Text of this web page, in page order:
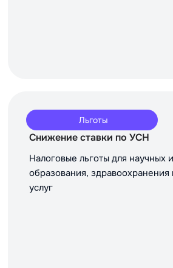
Льготы
Снижение ставки по УСН
Налоговые льготы для научных
образования,
услуг